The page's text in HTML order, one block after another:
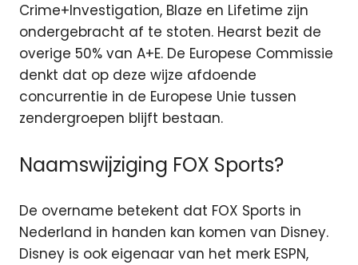
Crime+Investigation, Blaze en Lifetime zijn
ondergebracht af te stoten. Hearst bezit de
overige 50% van A+E. De Europese Commissie
denkt dat op deze wijze afdoende
concurrentie in de Europese Unie tussen
zendergroepen blijft bestaan.
Naamswijziging FOX Sports?
De overname betekent dat FOX Sports in
Nederland in handen kan komen van Disney.
Disney is ook eigenaar van het merk ESPN,